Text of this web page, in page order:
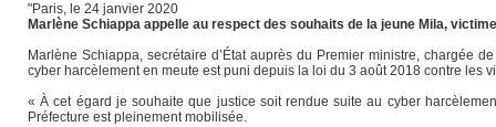
"Paris, le 24 janvier 2020
Marlène Schiappa appelle au respect des souhaits de la jeune Mila,
Marlène Schiappa, secrétaire d’État auprès du Premier ministre, chargée
cyber harcèlement en meute est puni depuis la loi du 3 août 2018 contre les
« À cet égard je souhaite que justice soit rendue suite au cyber
Préfecture est pleinement mobilisée.